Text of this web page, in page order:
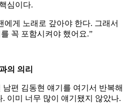
심이다.
에게 노래로 갚아야 한다. 그래서
꼭 포함시켜야 했어요.”
의 의리
편 김동현 얘기를 여기서 반복해
이미 너무 많이 얘기됐지 않았나.